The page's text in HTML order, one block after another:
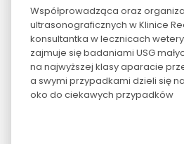
Współprowadząca oraz
ultrasonograficznych w Klinice
konsultantka w lecznicach
zajmuje się badaniami USG
na najwyższej klasy aparacie
a swymi przypadkami dzieli się
oko do ciekawych przypadków